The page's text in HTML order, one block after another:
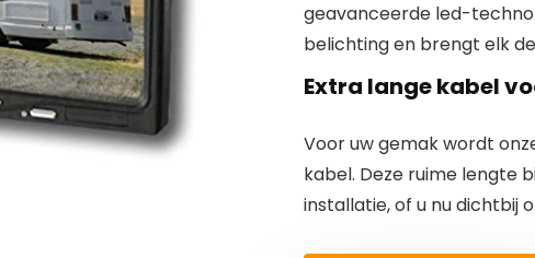
geavanceerde led-
belichting en brengt elk
Extra lange kabel
Voor uw gemak wordt
kabel. Deze ruime lengte
installatie, of u nu dichtbij